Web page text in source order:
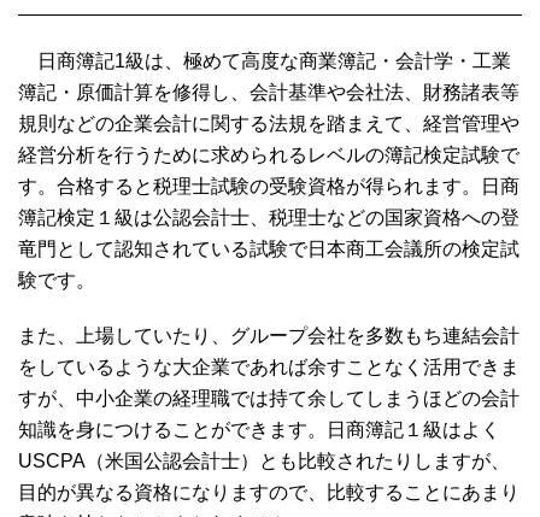
日商簿記1級は、極めて高度な商業簿記・会計学・工業
簿記・原価計算を修得し、会計基準や会社法、財務諸表等
規則などの企業会計に関する法規を踏まえて、経営管理や
経営分析を行うために求められるレベルの簿記検定試験で
す。合格すると税理士試験の受験資格が得られます。日商
簿記検定１級は公認会計士、税理士などの国家資格への登
竜門として認知されている試験で日本商工会議所の検定試
験です。
また、上場していたり、グループ会社を多数もち連結会計
をしているような大企業であれば余すことなく活用できま
すが、中小企業の経理職では持て余してしまうほどの会計
知識を身につけることができます。日商簿記１級はよく
USCPA（米国公認会計士）とも比較されたりしますが、
目的が異なる資格になりますので、比較することにあまり